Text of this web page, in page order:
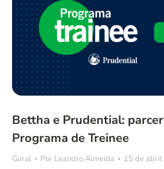
Bettha e Prudential:
Programa de Treinee
Geral Por Leandro Almeida 15 de